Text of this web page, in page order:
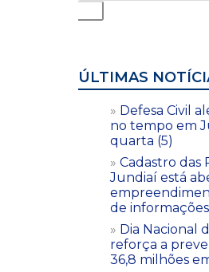
ÚLTIMAS
Defesa Civil
no tempo em
quarta (5)
Cadastro das
Jundiaí está
de informações
Dia Nacional
reforça a
36,8 milhões